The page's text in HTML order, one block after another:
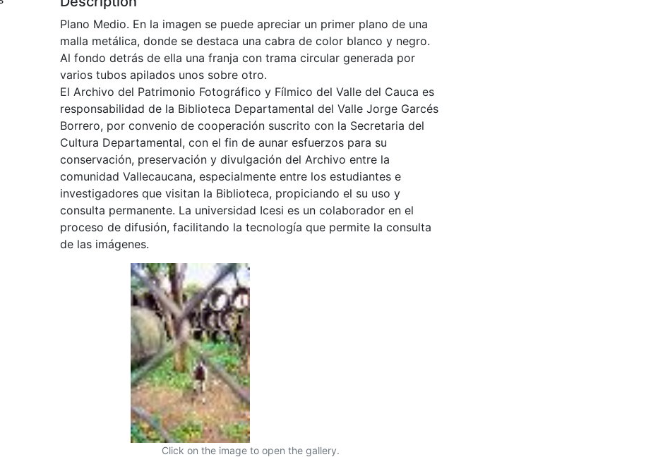
Plano Medio. En la imagen se puede apreciar un primer plano de una
malla metálica, donde se destaca una cabra de color blanco y negro.
Al fondo detrás de ella una franja con trama circular generada por
varios tubos apilados unos sobre otro.
El Archivo del Patrimonio Fotográfico y Fílmico del Valle del Cauca es
responsabilidad de la Biblioteca Departamental del Valle Jorge Garcés
Borrero, por convenio de cooperación suscrito con la Secretaria del
Cultura Departamental, con el fin de aunar esfuerzos para su
conservación, preservación y divulgación del Archivo entre la
comunidad Vallecaucana, especialmente entre los estudiantes e
investigadores que visitan la Biblioteca, propiciando el su uso y
consulta permanente. La universidad Icesi es un colaborador en el
proceso de difusión, facilitando la tecnología que permite la consulta
de las imágenes.
Click on the image to open the gallery.